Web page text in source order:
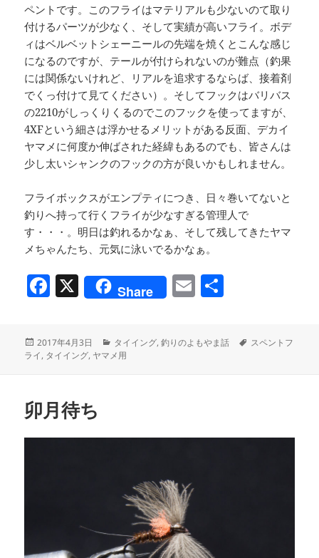
ペントです。このフライはマテリアルも少ないのて取り
付けるパーツが少なく、そして実績が高いフライ。ボデ
ィはベルベットシェーニールの先端を焼くとこんな感じ
になるのですが、テールが付けられないのが難点（釣果
には関係ないけれど、リアルを追求するならば、接着剤
でくっ付けて見てください）。そしてフックはバリバス
の2210がしっくりくるのでこのフックを使ってますが、
4XFという細さは浮かせるメリットがある反面、デカイ
ヤマメに何度か伸ばされた経緯もあるのでも、皆さんは
少し太いシャンクのフックの方が良いかもしれません。
フライボックスがエンプティにつき、日々巻いてないと
釣りへ持って行くフライが少なすぎる管理人で
す・・・。明日は釣れるかなぁ、そして残してきたヤマ
メちゃんたち、元気に泳いでるかなぁ。
F
c
e
o
o
k
X Share E
l
投
稿
2017年4月3日
カ
テ
タイイング,釣りのよもやま話
タ
スペントフ
ライ, タイイング, ヤマメ用
卯月待ち